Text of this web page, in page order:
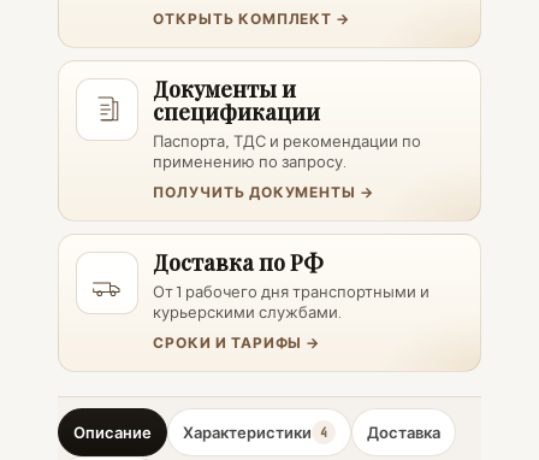
ОТКРЫТЬ КОМПЛЕКТ →
Документы и
спецификации
Паспорта, ТДС и рекомендации по
применению по запросу.
ПОЛУЧИТЬ ДОКУМЕНТЫ →
Доставка по РФ
От 1 рабочего дня транспортными и
курьерскими службами.
СРОКИ И ТАРИФЫ →
Описание Характеристики 4 Доставка